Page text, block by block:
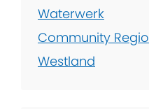
Waterwerk
Community Regio
Westland